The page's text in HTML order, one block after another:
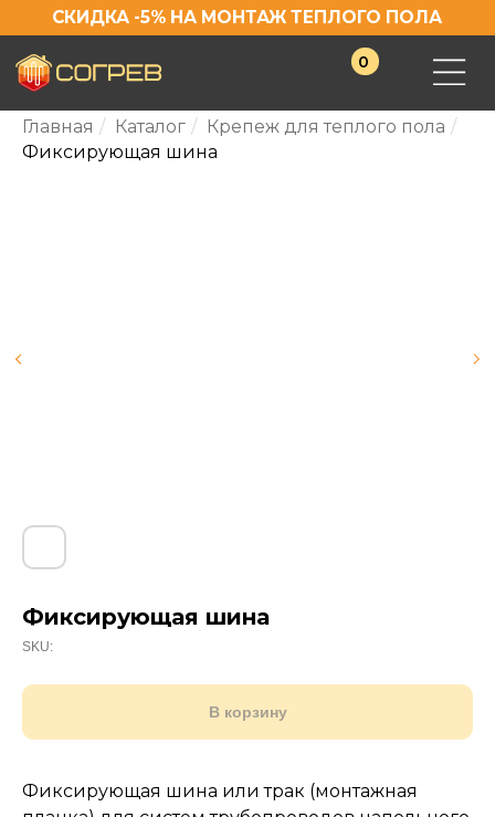
СКИДКА -5% НА МОНТАЖ ТЕПЛОГО ПОЛА
Главная / Каталог / Крепеж для теплого пола /
Фиксирующая шина
Фиксирующая шина
SKU:
В корзину
Фиксирующая шина или трак (монтажная